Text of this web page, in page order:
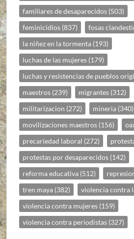
familiares de desaparecidos (503)
feminicidios (837) fosas
la niñez en la tormenta (193)
luchas de las mujeres (179)
luchas y resistencias de pueblos
maestros (239) migrantes (312)
militarizacion (272) mineria (340)
movilizaciones maestros (156)
precariedad laboral (272)
protestas por desaparecidos (142)
reforma educativa (512)
tren maya (382) violencia contra
violencia contra mujeres (159)
violencia contra periodistas (327)